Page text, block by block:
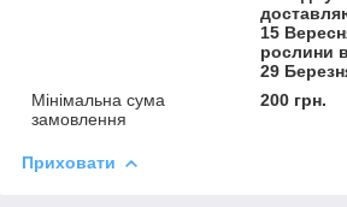
15
рослини
29
Мінімальна сума
замовлення
200 грн.
Приховати